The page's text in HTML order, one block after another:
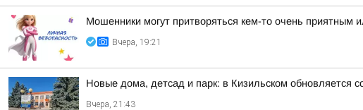
Мошенники могут притворяться кем-то очень приятным
Вчера, 19:21
Новые дома, детсад и парк: в Кизильском обновляется
Вчера, 21:43